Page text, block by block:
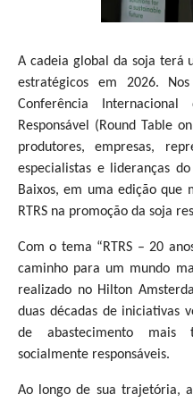
A cadeia global da soja terá
estratégicos em 2026.
Conferência
Responsável (Round Table
produtores, empresas,
especialistas e lideranças
Baixos, em uma edição que
RTRS na promoção da soja
Com o tema “RTRS – 20
caminho para um mundo
realizado no Hilton
duas décadas de iniciativas
de abastecimento mais
socialmente responsáveis.
Ao longo de sua trajetória,